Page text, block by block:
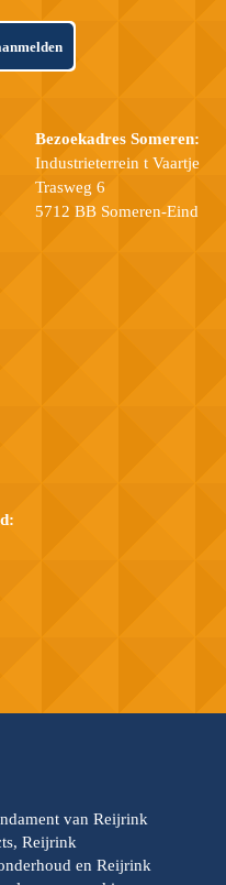
Bezoekadres Someren:
Industrieterrein t Vaartje
Trasweg 6
5712 BB Someren-Eind
van Reijrink
Reijrink
en Reijrink